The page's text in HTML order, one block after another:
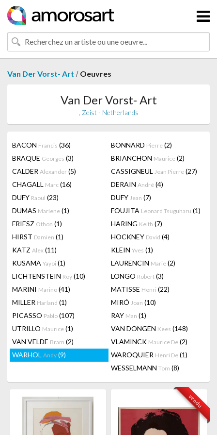
Van Der Vorst- Art / Oeuvres
Van Der Vorst- Art
, Zeist - Netherlands
BACON Francis (36) BONNARD Pierre (2)
BRAQUE Georges (3) BRIANCHON Maurice (2)
CALDER Alexander (5) CASSIGNEUL Jean Pierre (27)
CHAGALL Marc (16) DERAIN André (4)
DUFY Raoul (23) DUFY Jean (7)
DUMAS Marlene (1) FOUJITA Leonard Tsuguharu (1)
FRIESZ Othon (1) HARING Keith (7)
HIRST Damien (1) HOCKNEY David (4)
KATZ Alex (11) KLEIN Yves (1)
KUSAMA Yayoi (1) LAURENCIN Marie (2)
LICHTENSTEIN Roy (10) LONGO Robert (3)
MARINI Marino (41) MATISSE Henri (22)
MILLER Harland (1) MIRÓ Joan (10)
PICASSO Pablo (107) RAY Man (1)
UTRILLO Maurice (1) VAN DONGEN Kees (148)
VAN VELDE Bram (2) VLAMINCK Maurice De (2)
WARHOL Andy (9) WAROQUIER Henri De (1)
WESSELMANN Tom (8)
vendu